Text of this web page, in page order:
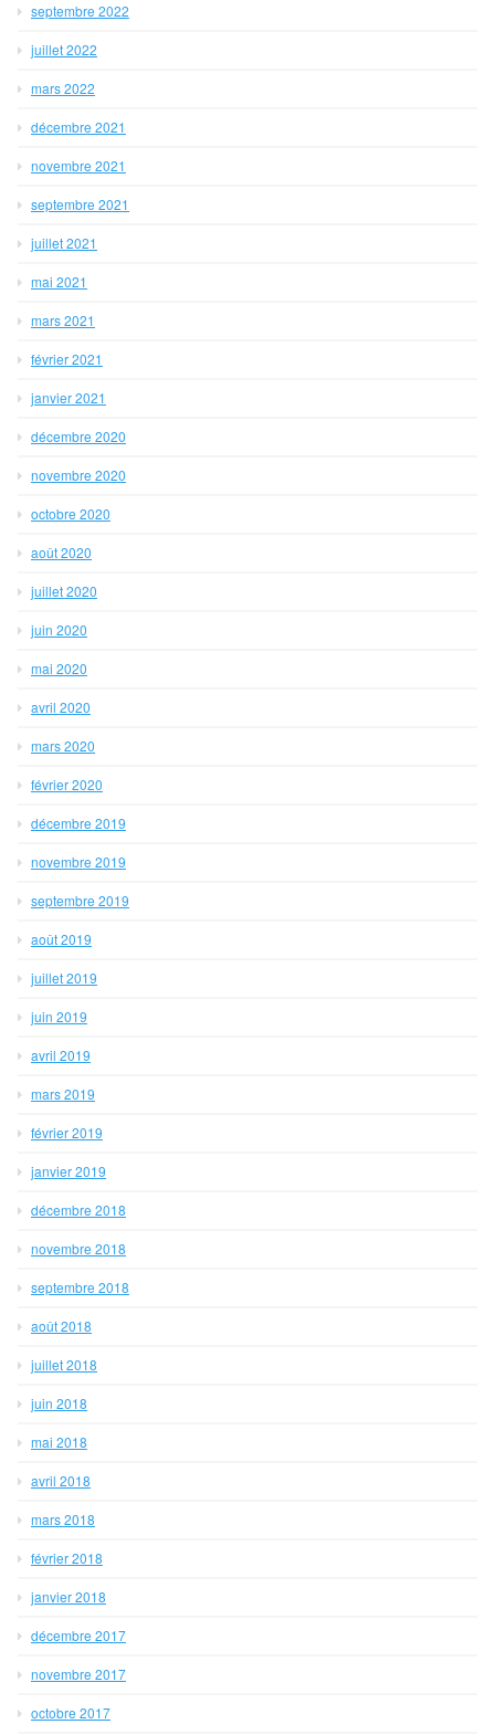
septembre 2022
juillet 2022
mars 2022
décembre 2021
novembre 2021
septembre 2021
juillet 2021
mai 2021
mars 2021
février 2021
janvier 2021
décembre 2020
novembre 2020
octobre 2020
août 2020
juillet 2020
juin 2020
mai 2020
avril 2020
mars 2020
février 2020
décembre 2019
novembre 2019
septembre 2019
août 2019
juillet 2019
juin 2019
avril 2019
mars 2019
février 2019
janvier 2019
décembre 2018
novembre 2018
septembre 2018
août 2018
juillet 2018
juin 2018
mai 2018
avril 2018
mars 2018
février 2018
janvier 2018
décembre 2017
novembre 2017
octobre 2017